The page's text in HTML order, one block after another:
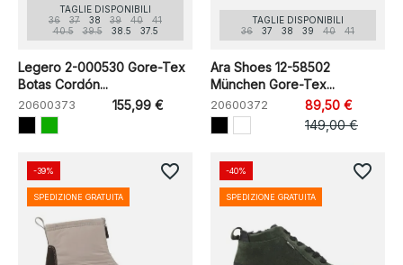
TAGLIE DISPONIBILI
36
37 38 39 40
41
40.5
39.5 38.5 37.5
Legero 2-000530 Gore-Tex
Botas Cordón...
20600373 155,99 €
TAGLIE DISPONIBILI
36
37 38 39 40 41
Ara Shoes 12-58502
München Gore-Tex...
20600372
89,50 €
149,00 €
-39%
SPEDIZIONE GRATUITA
favorite_border -40%
SPEDIZIONE GRATUITA
favorite_border